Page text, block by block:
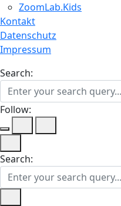
ZoomLab.Kids
Kontakt
Datenschutz
Impressum
Search:
Follow:
Search: